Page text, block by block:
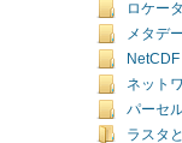
ロケータ
メタデ
NetCDF
ネット
パーセ
ラスタ